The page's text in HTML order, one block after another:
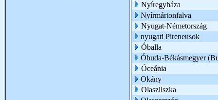
Nyíregyháza
Nyírmártonfalva
Nyugat-Németország
nyugati Pireneusok
Óballa
Óbuda-Békásmegyer
Óceánia
Okány
Olaszliszka